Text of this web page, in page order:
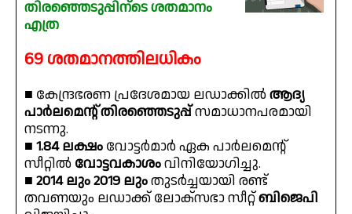
തിരഞ്ഞെടുപ്പിന്ടെ ശതമാനം
എത്ര
69 ശതമാനത്തിലധികം
■ കേന്ദ്രഭരണ പ്രദേശമായ ലഡാക്കിൽ ആദ്യ
പാർലമെൻ്റ് തിരഞ്ഞെടുപ്പ്സമാധാനപരമായി
നടന്നു.
■ 1.84 ലക്ഷം വോട്ടർമാർ ഏക പാർലമെൻ്റ്
സീറ്റിൽ വോട്ടവകാശംവിനിയോഗിച്ചു.
■ 2014 ലും 2019 ലുംതുടർച്ചയായി രണ്ട്
തവണയും ലഡാക്ക് ലോക്‌സഭാ സീറ്റ്ബിജെപി